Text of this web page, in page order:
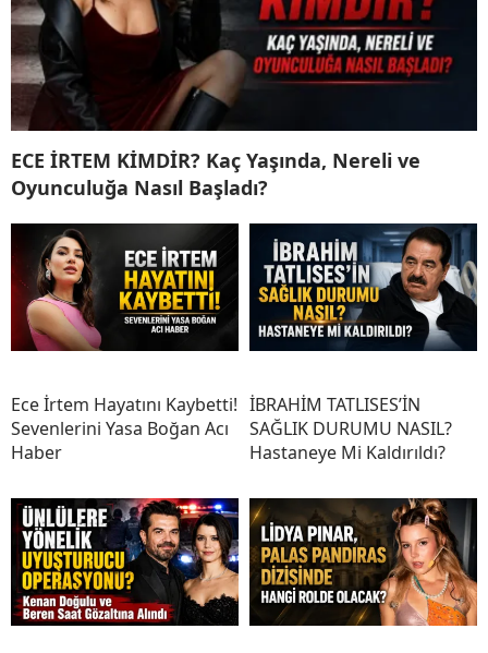
ECE İRTEM KİMDİR? Kaç Yaşında, Nereli ve
Oyunculuğa Nasıl Başladı?
Ece İrtem Hayatını Kaybetti!
Sevenlerini Yasa Boğan Acı
Haber
İBRAHİM TATLISES’İN
SAĞLIK DURUMU NASIL?
Hastaneye Mi Kaldırıldı?